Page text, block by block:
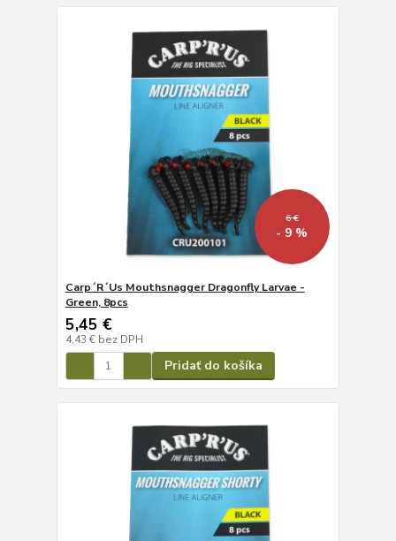
6 €
- 9 %
Carp´R´Us Mouthsnagger Dragonfly Larvae -
Green, 8pcs
5,45 €
4,43 € bez DPH
Pridať do košíka